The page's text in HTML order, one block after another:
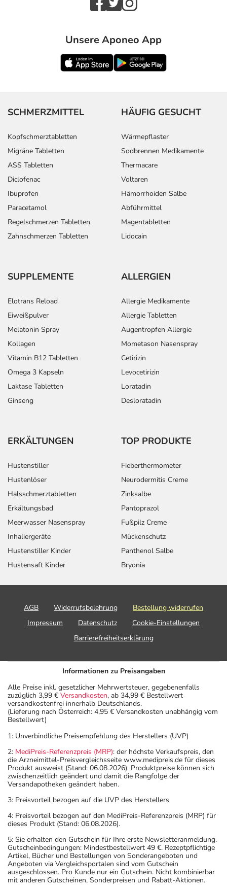
Unsere Aponeo App
SCHMERZMITTEL
Kopfschmerztabletten
Migräne Tabletten
ASS Tabletten
Diclofenac
Ibuprofen
Paracetamol
Regelschmerzen Tabletten
Zahnschmerzen Tabletten
HÄUFIG GESUCHT
Wärmepflaster
Sodbrennen Medikamente
Thermacare
Voltaren
Hämorrhoiden Salbe
Abführmittel
Magentabletten
Lidocain
SUPPLEMENTE
Elotrans Reload
Eiweißpulver
Melatonin Spray
Kollagen
Vitamin B12 Tabletten
Omega 3 Kapseln
Laktase Tabletten
Ginseng
ALLERGIEN
Allergie Medikamente
Allergie Tabletten
Augentropfen Allergie
Mometason Nasenspray
Cetirizin
Levocetirizin
Loratadin
Desloratadin
ERKÄLTUNGEN
Hustenstiller
Hustenlöser
Halsschmerztabletten
Erkältungsbad
Meerwasser Nasenspray
Inhaliergeräte
Hustenstiller Kinder
Hustensaft Kinder
TOP PRODUKTE
Fieberthermometer
Neurodermitis Creme
Zinksalbe
Pantoprazol
Fußpilz Creme
Mückenschutz
Panthenol Salbe
Bryonia
AGB Widerrufsbelehrung
Bestellung widerrufen
Impressum
Datenschutz
Cookie-Einstellungen
Barrierefreiheitserklärung
Informationen zu Preisangaben
Alle Preise inkl. gesetzlicher Mehrwertsteuer, gegebenenfalls
zuzüglich 3,99 € Versandkosten, ab 34,99 € Bestellwert
versandkostenfrei innerhalb Deutschlands.
(Lieferung nach Österreich: 4,95 € Versandkosten unabhängig vom
Bestellwert)
1: Unverbindliche Preisempfehlung des Herstellers (UVP)
2: MediPreis-Referenzpreis (MRP): der höchste Verkaufspreis, den
die Arzneimittel-Preisvergleichsseite www.medipreis.de für dieses
Produkt ausweist (Stand: 06.08.2026). Produktpreise können sich
zwischenzeitlich geändert und damit die Rangfolge der
Versandapotheken geändert haben.
3: Preisvorteil bezogen auf die UVP des Herstellers
4: Preisvorteil bezogen auf den MediPreis-Referenzpreis (MRP) für
dieses Produkt (Stand: 06.08.2026).
5: Sie erhalten den Gutschein für Ihre erste Newsletteranmeldung.
Gutscheinbedingungen: Mindestbestellwert 49 €. Rezeptpflichtige
Artikel, Bücher und Bestellungen von Sonderangeboten und
Angeboten via Vergleichsportalen sind vom Gutschein
ausgeschlossen. Pro Kunde nur ein Gutschein. Nicht kombinierbar
mit anderen Gutscheinen, Sonderpreisen und Rabatt-Aktionen.